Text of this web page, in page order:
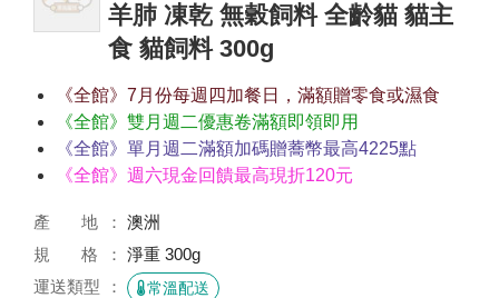
羊肺 凍乾 無穀飼料 全齡貓 貓主
食 貓飼料 300g
《全館》7月份每週四加餐日，滿額贈零食或濕食
《全館》雙月週二優惠卷滿額即領即用
《全館》單月週二滿額加碼贈蕎幣最高4225點
《全館》週六現金回饋最高現折120元
產 地
澳洲
規 格
淨重 300g
運送類型
常溫配送